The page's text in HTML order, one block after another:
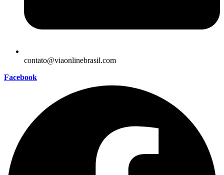
contato@viaonlinebrasil.com
Facebook